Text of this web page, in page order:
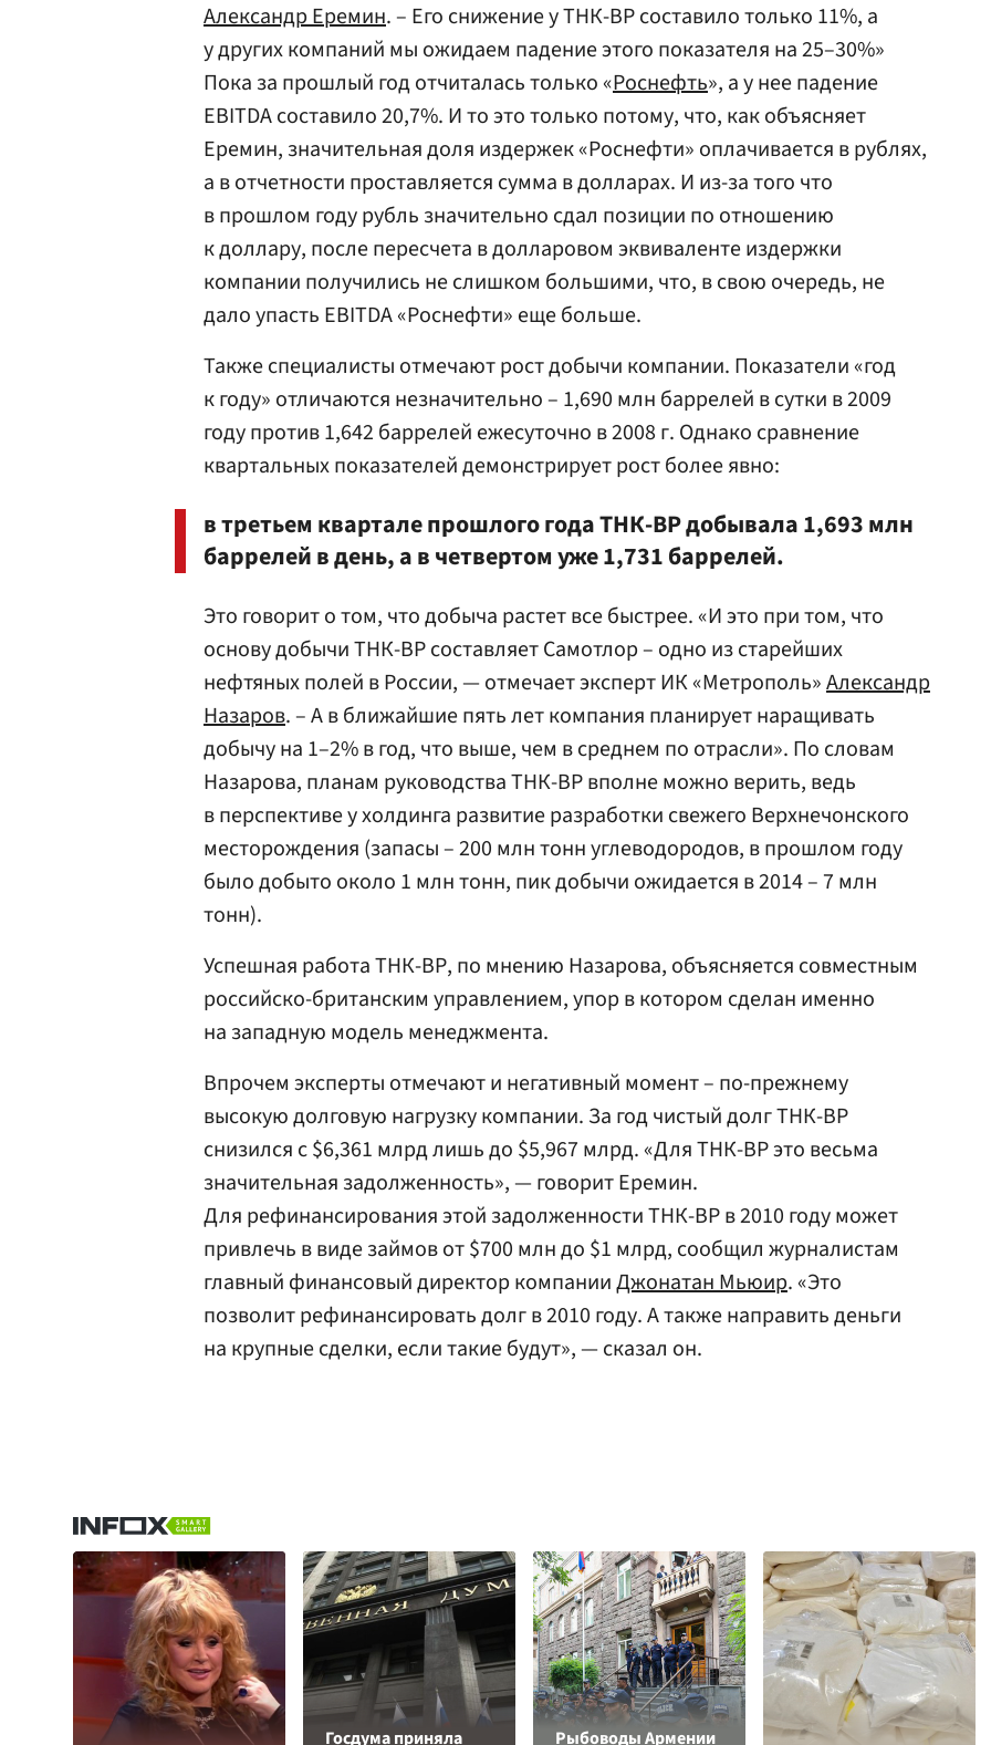
Александр Еремин. – Его снижение у ТНК-ВР составило только 11%, а
у других компаний мы ожидаем падение этого показателя на 25–30%»
Пока за прошлый год отчиталась только «Роснефть», а у нее падение
EBITDA составило 20,7%. И то это только потому, что, как объясняет
Еремин, значительная доля издержек «Роснефти» оплачивается в рублях,
а в отчетности проставляется сумма в долларах. И из-за того что
в прошлом году рубль значительно сдал позиции по отношению
к доллару, после пересчета в долларовом эквиваленте издержки
компании получились не слишком большими, что, в свою очередь, не
дало упасть EBITDA «Роснефти» еще больше.
Также специалисты отмечают рост добычи компании. Показатели «год
к году» отличаются незначительно – 1,690 млн баррелей в сутки в 2009
году против 1,642 баррелей ежесуточно в 2008 г. Однако сравнение
квартальных показателей демонстрирует рост более явно:
в третьем квартале прошлого года ТНК-ВР добывала 1,693 млн
баррелей в день, а в четвертом уже 1,731 баррелей.
Это говорит о том, что добыча растет все быстрее. «И это при том, что
основу добычи ТНК-ВР составляет Самотлор – одно из старейших
нефтяных полей в России, — отмечает эксперт ИК «Метрополь»Александр
Назаров. – А в ближайшие пять лет компания планирует наращивать
добычу на 1–2% в год, что выше, чем в среднем по отрасли». По словам
Назарова, планам руководства ТНК-ВР вполне можно верить, ведь
в перспективе у холдинга развитие разработки свежего Верхнечонского
месторождения (запасы – 200 млн тонн углеводородов, в прошлом году
было добыто около 1 млн тонн, пик добычи ожидается в 2014 – 7 млн
тонн).
Успешная работа ТНК-ВР, по мнению Назарова, объясняется совместным
российско-британским управлением, упор в котором сделан именно
на западную модель менеджмента.
Впрочем эксперты отмечают и негативный момент – по-прежнему
высокую долговую нагрузку компании. За год чистый долг ТНК-ВР
снизился с $6,361 млрд лишь до $5,967 млрд. «Для ТНК-ВР это весьма
значительная задолженность», — говорит Еремин.
Для рефинансирования этой задолженности ТНК-BP в 2010 году может
привлечь в виде займов от $700 млн до $1 млрд, сообщил журналистам
главный финансовый директор компанииДжонатан Мьюир. «Это
позволит рефинансировать долг в 2010 году. А также направить деньги
на крупные сделки, если такие будут», — сказал он.
Госдума приняла
Рыбоводы Армении